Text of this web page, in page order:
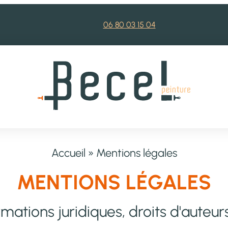
06 80 03 15 04
Accueil » Mentions légales
MENTIONS LÉGALES
juridiques, droits